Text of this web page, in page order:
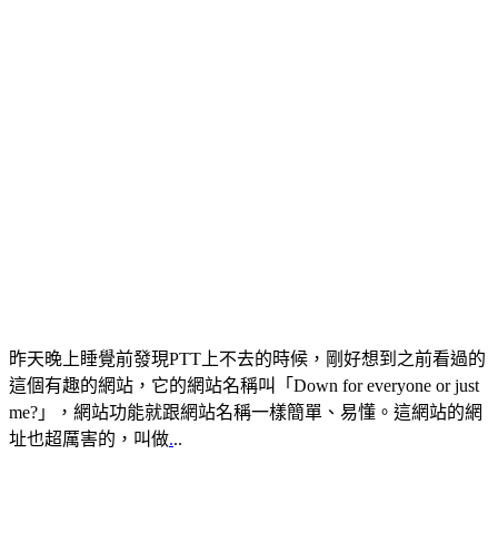
昨天晚上睡覺前發現PTT上不去的時候，剛好想到之前看過的
這個有趣的網站，它的網站名稱叫「Down for everyone or just
me?」，網站功能就跟網站名稱一樣簡單、易懂。這網站的網
址也超厲害的，叫做...